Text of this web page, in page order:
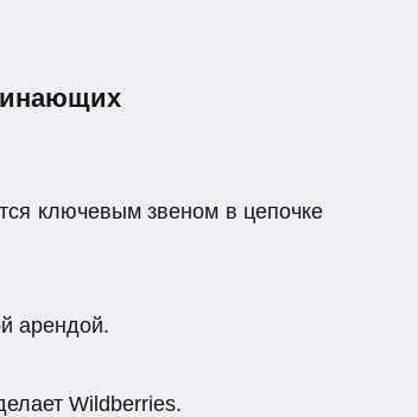
ключевым звеном в цепочке
арендой.
Wildberries.